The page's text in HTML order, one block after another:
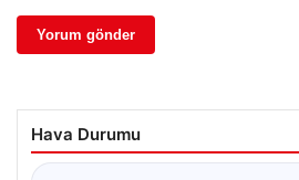
Hava Durumu